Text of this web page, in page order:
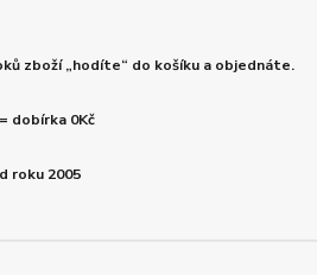
zboží „hodíte“ do košíku a objednáte.
dobírka 0Kč
roku 2005